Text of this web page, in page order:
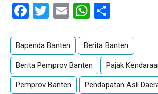
Facebook
Twitter
EmailWhatsApp
Bapenda Banten Berita Banten
Berita Pemprov Banten Pajak
Pemprov Banten Pendapatan Asli